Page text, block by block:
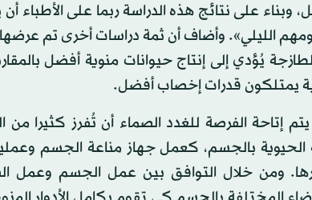
على نتائج هذه الدراسة ربما على الأطباء
الليلي». وأضاف أن ثمة دراسات أخرى تم عرضها
يُؤدي إلى إنتاج حيوانات منوية أفضل
يمتلكون قدرات إخصاب أفضل.
إتاحة الفرصة للغدد الصماء أن تُفرز كثيرا من
بالجسم، كعمل جهاز مناعة الجسم
ومن خلال التوافق بين عمل الجسم وعمل